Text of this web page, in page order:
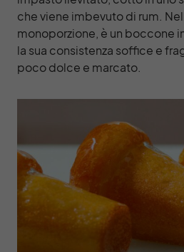
che viene imbevuto di rum.
monoporzione, è un boccone
la sua consistenza soffice e
poco dolce e marcato.